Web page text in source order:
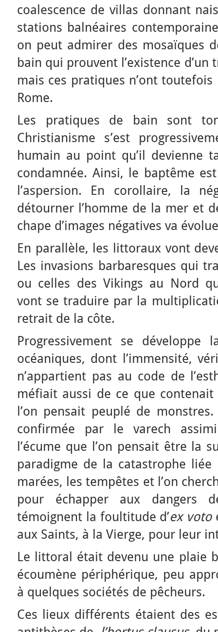
coalescence de villas donnant
stations balnéaires
on peut admirer des mosaïques
bain qui prouvent l’existence
mais ces pratiques n’ont
Rome.
Les pratiques de bain sont
Christianisme s’est
humain au point qu’il devienne
condamnée. Ainsi, le baptême
l’aspersion. En corollaire, la
détourner l’homme de la mer et
chape d’images négatives va
En parallèle, les littoraux vont
Les invasions barbaresques qui
ou celles des Vikings au Nord
vont se traduire par la
retrait de la côte.
Progressivement se développe
océaniques, dont l’immensité,
n’appartient pas au code de
méfiait aussi de ce que
l’on pensait peuplé de
confirmée par le varech
l’écume que l’on pensait être la
paradigme de la catastrophe liée
marées, les tempêtes et l’on
pour échapper aux dangers
témoignent la foultitude d’ex voto
aux Saints, à la Vierge, pour leur
Le littoral était devenu une plaie
écoumène périphérique, peu
à quelques sociétés de pêcheurs.
Ces lieux différents étaient des